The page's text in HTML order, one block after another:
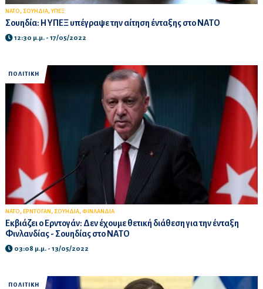
ΝΑΤΟ, ΣΟΥΗΔΙΑ, ΥΠΕΞ
Σουηδία: Η ΥΠΕΞ υπέγραψε την αίτηση ένταξης στο ΝΑΤΟ
12:30 μ.μ. - 17/05/2022
ΠΟΛΙΤΙΚΗ
ΝΑΤΟ, ΕΡΝΤΟΓΑΝ , ΣΟΥΗΔΙΑ, ΦΙΝΛΑΝΔΙΑ
Εκβιάζει ο Ερντογάν: Δεν έχουμε θετική διάθεση για την ένταξη
Φινλανδίας - Σουηδίας στο ΝΑΤΟ
03:08 μ.μ. - 13/05/2022
ΠΟΛΙΤΙΚΗ